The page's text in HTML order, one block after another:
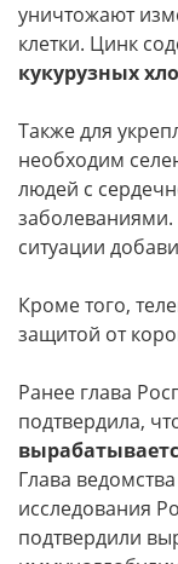
уничтожают
клетки. Цинк
кукурузных
Также для
необходим
людей с
ситуации
Кроме того,
защитой от
Ранее глава
подтвердила,
Глава
исследования
подтвердили